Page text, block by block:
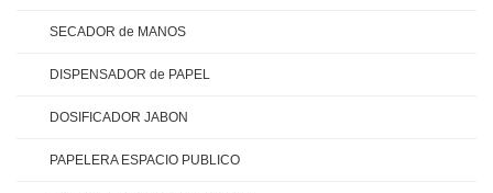
SECADOR de MANOS
DISPENSADOR de PAPEL
DOSIFICADOR JABON
PAPELERA ESPACIO PUBLICO